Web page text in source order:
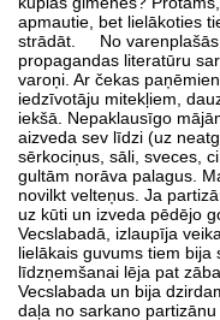
apmautie, bet lielākoties
strādāt. No varenplašās
propagandas literatūru
varoņi. Ar čekas
iedzīvotāju mitekļiem,
iekšā. Nepaklausīgo
aizveda sev līdzi (uz
sērkociņus, sāli, sveces,
gultām norāva palagus.
novilkt velteņus. Ja
uz kūti un izveda pēdējo
Vecslabadā, izlaupīja
lielākais guvums tiem
līdzņemšanai lēja pat
Vecslabada un bija
daļa no sarkano